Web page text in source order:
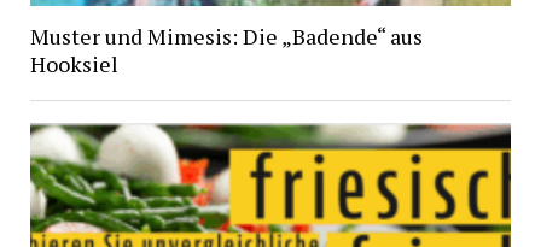
Muster und Mimesis: Die „Badende“ aus
Hooksiel